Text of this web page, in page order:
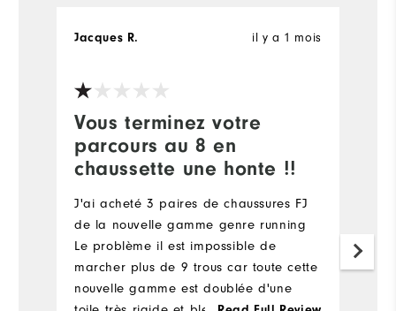
Vous terminez votre
parcours au 8 en
chaussette une honte !!
il y a 1 mois
Jacques R.
J'ai acheté 3 paires de chaussures FJ
de la nouvelle gamme genre running
Le problème il est impossible de
marcher plus de 9 trous car toute cette
nouvelle gamme est doublée d'une